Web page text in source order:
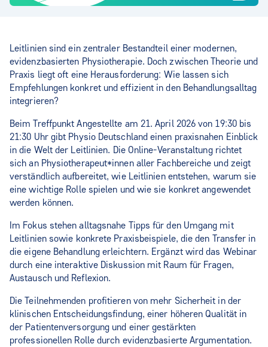
Leitlinien sind ein zentraler Bestandteil einer modernen,
evidenzbasierten Physiotherapie. Doch zwischen Theorie und
Praxis liegt oft eine Herausforderung: Wie lassen sich
Empfehlungen konkret und effizient in den Behandlungsalltag
integrieren?
Beim Treffpunkt Angestellte am 21. April 2026 von 19:30 bis
21:30 Uhr gibt Physio Deutschland einen praxisnahen Einblick
in die Welt der Leitlinien. Die Online-Veranstaltung richtet
sich an Physiotherapeut*innen aller Fachbereiche und zeigt
verständlich aufbereitet, wie Leitlinien entstehen, warum sie
eine wichtige Rolle spielen und wie sie konkret angewendet
werden können.
Im Fokus stehen alltagsnahe Tipps für den Umgang mit
Leitlinien sowie konkrete Praxisbeispiele, die den Transfer in
die eigene Behandlung erleichtern. Ergänzt wird das Webinar
durch eine interaktive Diskussion mit Raum für Fragen,
Austausch und Reflexion.
Die Teilnehmenden profitieren von mehr Sicherheit in der
klinischen Entscheidungsfindung, einer höheren Qualität in
der Patientenversorgung und einer gestärkten
professionellen Rolle durch evidenzbasierte Argumentation.